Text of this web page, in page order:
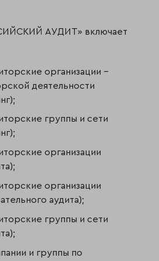
АУДИТ» включает
организации –
деятельности
группы и сети
организации
организации
аудита);
группы и сети
и группы по